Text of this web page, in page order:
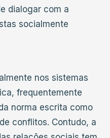
dialogar com a
socialmente
nos sistemas
frequentemente
norma escrita como
conflitos. Contudo, a